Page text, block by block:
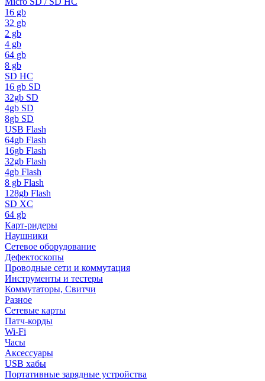
16 gb
32 gb
2 gb
4 gb
64 gb
8 gb
SD HC
16 gb SD
32gb SD
4gb SD
8gb SD
USB Flash
64gb Flash
16gb Flash
32gb Flash
4gb Flash
8 gb Flash
128gb Flash
SD XC
64 gb
Карт-ридеры
Наушники
Сетевое оборудование
Дефектоскопы
Проводные сети и коммутация
Инструменты и тестеры
Коммутаторы, Свитчи
Разное
Сетевые карты
Патч-корды
Wi-Fi
Часы
Аксессуары
USB хабы
Портативные зарядные устройства